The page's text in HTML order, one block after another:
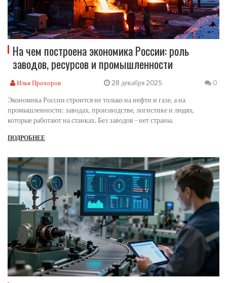
На чем построена экономика России: роль
заводов, ресурсов и промышленности
Илья Прохоров 28 декабря 2025 0
Экономика России строится не только на нефти и газе, а на
промышленности: заводах, производстве, логистике и людях,
которые работают на станках. Без заводов - нет страны.
ПОДРОБНЕЕ